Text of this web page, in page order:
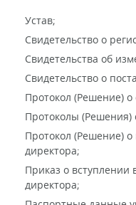
Устав;
Свидетельство о
Свидетельства об
Свидетельство о
Протокол (Решение) о
Протоколы (Решения)
Протокол (Решение)
директора;
Приказ о вступлении
директора;